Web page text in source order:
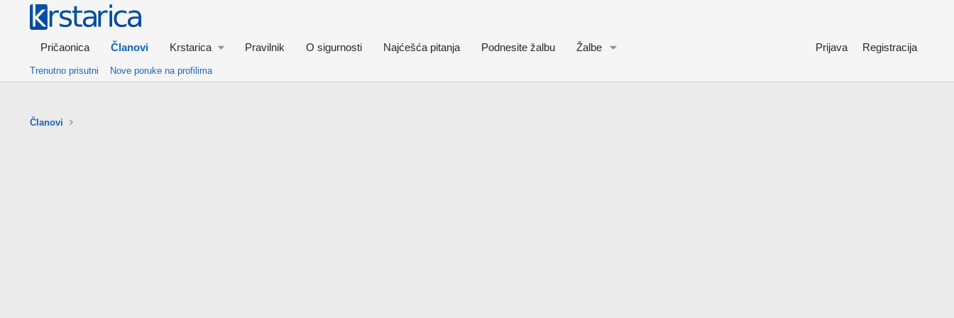
Pričaonica Članovi Krstarica Pravilnik O sigurnosti Najćešća pitanja Podnesite žalbu Žalbe Prijava Registracija
Trenutno prisutni Nove poruke na profilima
Članovi